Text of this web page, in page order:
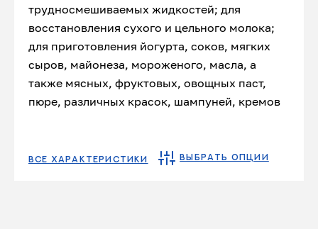
трудносмешиваемых жидкостей; для
восстановления сухого и цельного молока;
для приготовления йогурта, соков, мягких
сыров, майонеза, мороженого, масла, а
также мясных, фруктовых, овощных паст,
пюре, различных красок, шампуней, кремов
ВСЕ ХАРАКТЕРИСТИКИ ВЫБРАТЬ ОПЦИИ